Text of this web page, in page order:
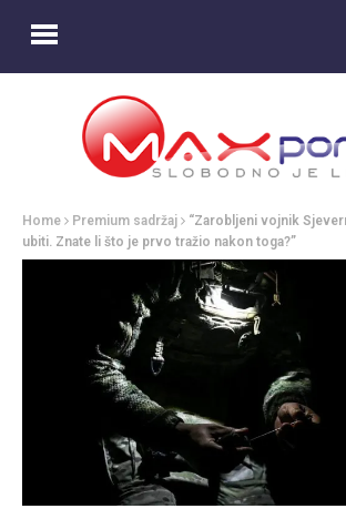
Home Premium sadržaj
“Zarobljeni vojnik
ubiti. Znate li što je prvo tražio nakon toga?”